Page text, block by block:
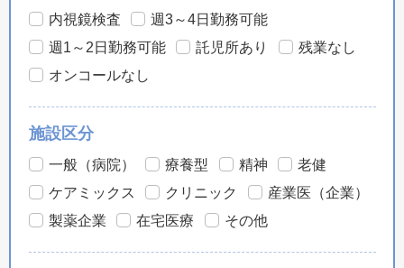
内視鏡検査
週3～4日勤務可能
週1～2日勤務可能
託児所あり
残業なし
オンコールなし
施設区分
一般（病院） 療養型 精神
老健
ケアミックス
クリニック
産業医（企業）
製薬企業
在宅医療 その他